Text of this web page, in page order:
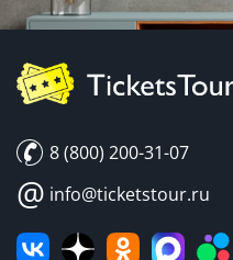
8 (800) 200-31-07
@ info@ticketstour.ru